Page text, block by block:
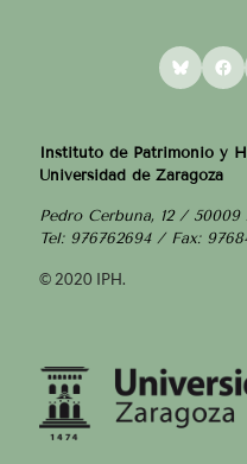
Instituto de Patrimonio y
Universidad de Zaragoza
Pedro Cerbuna, 12 / 50009
Tel: 976762694 / Fax:
© 2020 IPH.